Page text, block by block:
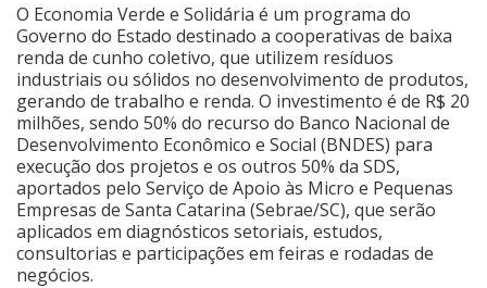
Agenda Cultural
Anuncie
Fale Conosco
O Economia Verde e Solidária é um programa do
Governo do Estado destinado a cooperativas de baixa
renda de cunho coletivo, que utilizem resíduos
industriais ou sólidos no desenvolvimento de produtos,
gerando de trabalho e renda. O investimento é de R$ 20
milhões, sendo 50% do recurso do Banco Nacional de
Desenvolvimento Econômico e Social (BNDES) para
execução dos projetos e os outros 50% da SDS,
aportados pelo Serviço de Apoio às Micro e Pequenas
Empresas de Santa Catarina (Sebrae/SC), que serão
aplicados em diagnósticos setoriais, estudos,
consultorias e participações em feiras e rodadas de
negócios.